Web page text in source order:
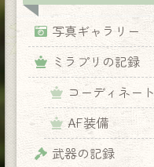
写真ギャラリー
ミラプリの記録
コーディネート
AF装備
武器の記録